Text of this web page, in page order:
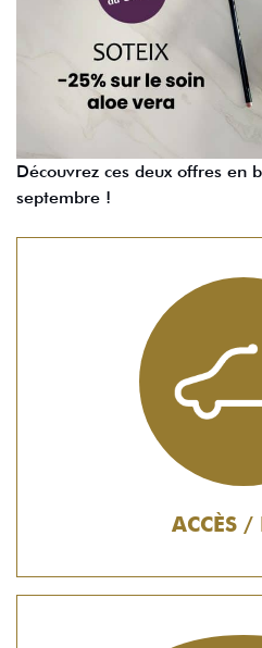
Découvrez ces deux offres en
septembre !
ACCÈS /